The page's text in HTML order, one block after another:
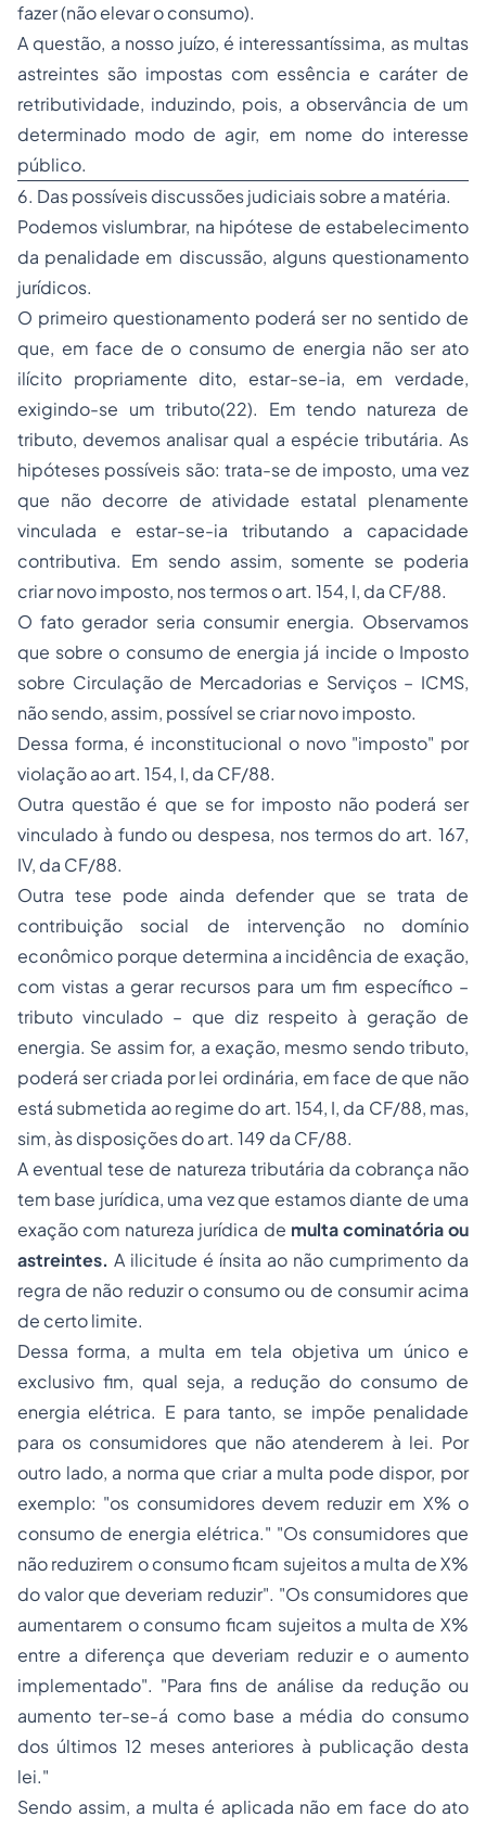
fazer (não elevar o consumo).
A questão, a nosso juízo, é interessantíssima, as multas
astreintes são impostas com essência e caráter de
retributividade, induzindo, pois, a observância de um
determinado modo de agir, em nome do interesse
público.
6. Das possíveis discussões judiciais sobre a matéria.
Podemos vislumbrar, na hipótese de estabelecimento
da penalidade em discussão, alguns questionamento
jurídicos.
O primeiro questionamento poderá ser no sentido de
que, em face de o consumo de energia não ser ato
ilícito propriamente dito, estar-se-ia, em verdade,
exigindo-se um tributo(22). Em tendo natureza de
tributo, devemos analisar qual a espécie tributária. As
hipóteses possíveis são: trata-se de imposto, uma vez
que não decorre de atividade estatal plenamente
vinculada e estar-se-ia tributando a capacidade
contributiva. Em sendo assim, somente se poderia
criar novo imposto, nos termos o art. 154, I, da CF/88.
O fato gerador seria consumir energia. Observamos
que sobre o consumo de energia já incide o Imposto
sobre Circulação de Mercadorias e Serviços – ICMS,
não sendo, assim, possível se criar novo imposto.
Dessa forma, é inconstitucional o novo "imposto" por
violação ao art. 154, I, da CF/88.
Outra questão é que se for imposto não poderá ser
vinculado à fundo ou despesa, nos termos do art. 167,
IV, da CF/88.
Outra tese pode ainda defender que se trata de
contribuição social de intervenção no domínio
econômico porque determina a incidência de exação,
com vistas a gerar recursos para um fim específico –
tributo vinculado – que diz respeito à geração de
energia. Se assim for, a exação, mesmo sendo tributo,
poderá ser criada por lei ordinária, em face de que não
está submetida ao regime do art. 154, I, da CF/88, mas,
sim, às disposições do art. 149 da CF/88.
A eventual tese de natureza tributária da cobrança não
tem base jurídica, uma vez que estamos diante de uma
exação com natureza jurídica de multa cominatória ou
astreintes. A ilicitude é ínsita ao não cumprimento da
regra de não reduzir o consumo ou de consumir acima
de certo limite.
Dessa forma, a multa em tela objetiva um único e
exclusivo fim, qual seja, a redução do consumo de
energia elétrica. E para tanto, se impõe penalidade
para os consumidores que não atenderem à lei. Por
outro lado, a norma que criar a multa pode dispor, por
exemplo: "os consumidores devem reduzir em X% o
consumo de energia elétrica." "Os consumidores que
não reduzirem o consumo ficam sujeitos a multa de X%
do valor que deveriam reduzir". "Os consumidores que
aumentarem o consumo ficam sujeitos a multa de X%
entre a diferença que deveriam reduzir e o aumento
implementado". "Para fins de análise da redução ou
aumento ter-se-á como base a média do consumo
dos últimos 12 meses anteriores à publicação desta
lei."
Sendo assim, a multa é aplicada não em face do ato